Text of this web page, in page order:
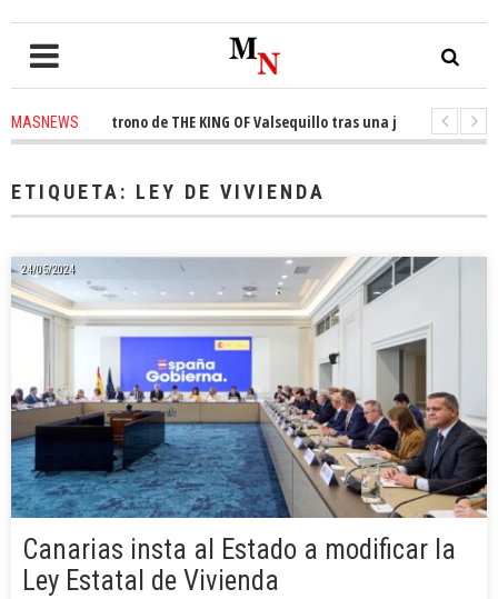
MASNEWS
el trono de THE KING OF Valsequillo tras una jornada de
ETIQUETA: LEY DE VIVIENDA
24/05/2024
Canarias insta al Estado a modificar la
Ley Estatal de Vivienda